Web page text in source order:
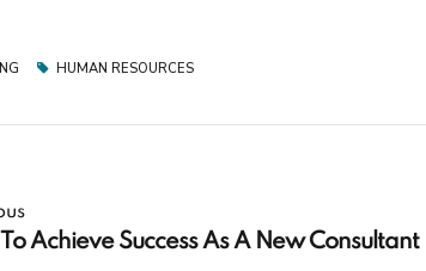
HUMAN RESOURCES
Achieve Success As A New Consultant